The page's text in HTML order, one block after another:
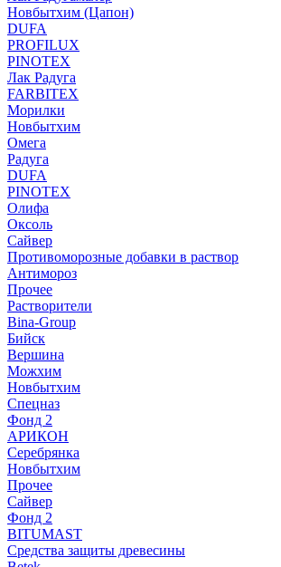
Новбытхим (Цапон)
DUFA
PROFILUX
PINOTEX
Лак Радуга
FARBITEX
Морилки
Новбытхим
Омега
Радуга
DUFA
PINOTEX
Олифа
Оксоль
Сайвер
Противоморозные добавки в раствор
Антимороз
Прочее
Растворители
Bina-Group
Бийск
Вершина
Можхим
Новбытхим
Спецназ
Фонд 2
АРИКОН
Серебрянка
Новбытхим
Прочее
Сайвер
Фонд 2
BITUMAST
Средства защиты древесины